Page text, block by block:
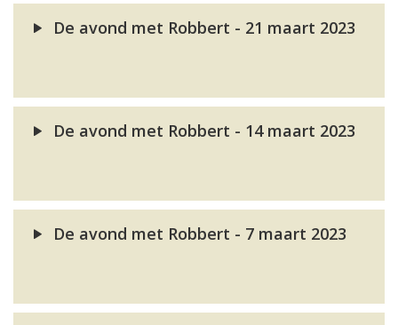
De avond met Robbert - 21 maart 2023
De avond met Robbert - 14 maart 2023
De avond met Robbert - 7 maart 2023